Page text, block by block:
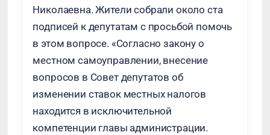
Николаевна. Жители собрали около ста
подписей к депутатам с просьбой помочь
в этом вопросе. «Согласно закону о
местном самоуправлении, внесение
вопросов в Совет депутатов об
изменении ставок местных налогов
находится в исключительной
компетенции главы администрации.